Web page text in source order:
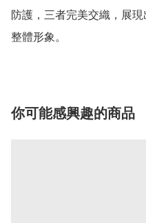
防護，三者完美交織，展
整體形象。
你可能感興趣的商品